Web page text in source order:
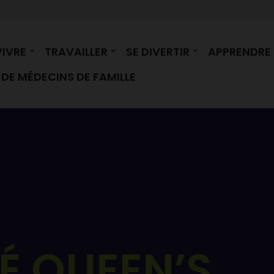
TRAVAILLER SE DIVERTIR APPRENDRE
MÉDECINS DE FAMILLE